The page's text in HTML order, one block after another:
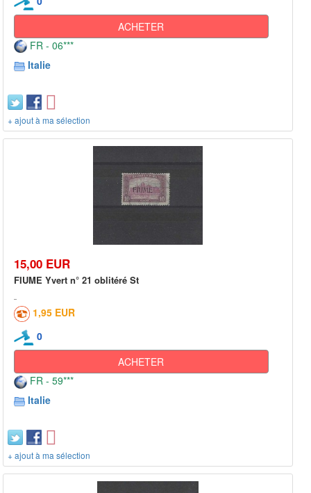
ACHETER
FR - 06***
Italie
+ ajout à ma sélection
15,00 EUR
FIUME Yvert n° 21 oblitéré St
1,95 EUR
0
ACHETER
FR - 59***
Italie
+ ajout à ma sélection